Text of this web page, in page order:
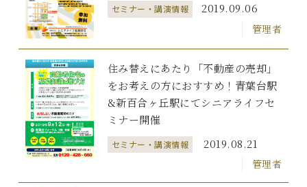
セミナー・講演情報 2019.09.06
管理者
住み替えにあたり「不動産の売却」
をお考えの方におすすめ！青葉台駅
&新百合ヶ丘駅にてシニアライフセ
ミナー開催
セミナー・講演情報 2019.08.21
管理者